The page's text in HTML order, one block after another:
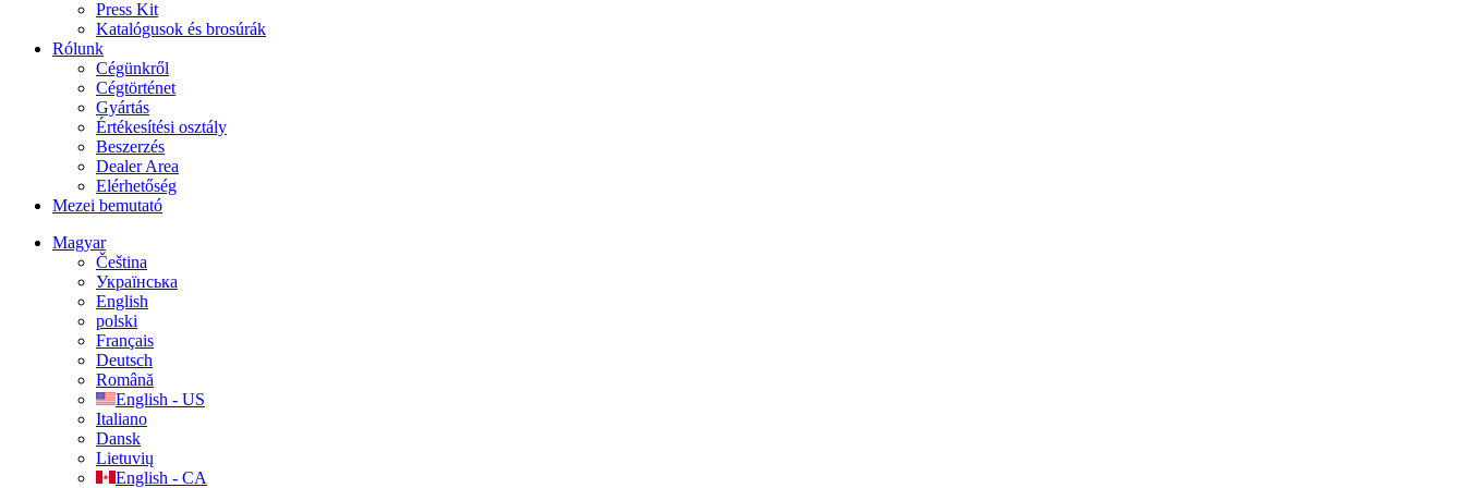
Press Kit
Katalógusok és brosúrák
Rólunk
Cégünkről
Cégtörténet
Gyártás
Értékesítési osztály
Beszerzés
Dealer Area
Elérhetőség
Mezei bemutató
Magyar
Čeština
Українська
English
polski
Français
Deutsch
Română
English - US
Italiano
Dansk
Lietuvių
English - CA